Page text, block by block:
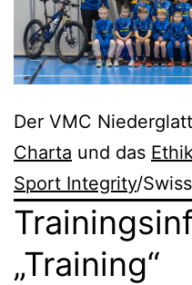
Der VMC
Charta und das
Sport Integrity/
„Training“